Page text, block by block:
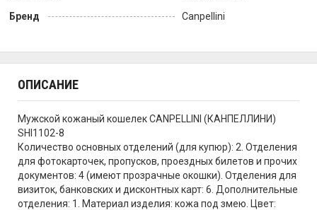
Бренд
Canpellini
ОПИСАНИЕ
Мужской кожаный кошелек CANPELLINI (КАНПЕЛЛИНИ)
SHI1102-8
Количество основных отделений (для купюр): 2. Отделения
для фотокарточек, пропусков, проездных билетов и прочих
документов: 4 (имеют прозрачные окошки). Отделения для
визиток, банковских и дисконтных карт: 6. Дополнительные
отделения: 1. Материал изделия: кожа под змею. Цвет: